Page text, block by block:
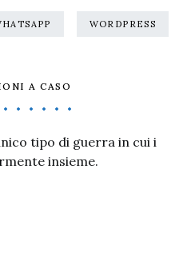
WORDPRESS
A CASO
tipo di guerra in cui i
insieme.